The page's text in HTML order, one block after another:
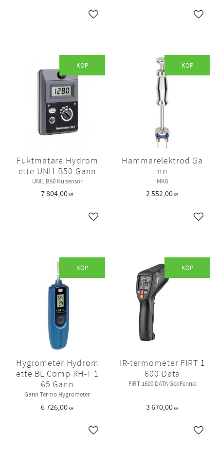
Lägg till i favoriter Lägg
Fuktmätare Hydrom
ette UNI1 B50 Gann
UNI1 B50 Kulsensor
7 804,00KR
Lägg till i favoriter
KÖP
Hammarelektrod Ga
nn
MK8
2 552,00KR
Lägg
KÖP
Hygrometer Hydrom
ette BL Comp RH-T 1
65 Gann
Gann Termo Hygrometer
6 726,00KR
Lägg till i favoriter
KÖP
IR-termometer FIRT 1
600 Data
FIRT 1600 DATA GeoFennel
3 670,00KR
Lägg
KÖP